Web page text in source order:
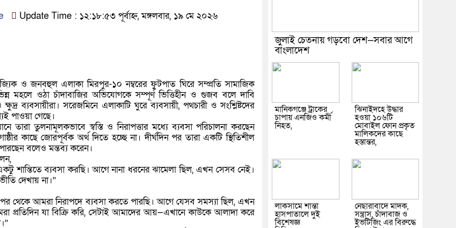
Update Time : ১২:১৮:৫৩ পূর্বাহ্ন, মঙ্গলবার, ১৯ মে ২০২৬
ও জনবহুল এলাকা মিরপুর-১০ নম্বরের ফুটপাত ঘিরে সম্প্রতি সামাজিক
মহলে ওঠা চাঁদাবাজির অভিযোগকে সম্পূর্ণ ভিত্তিহীন ও গুজব বলে দাবি
ব্যবসায়ীরা। সরেজমিনে এলাকাটি ঘুরে ব্যবসায়ী, পথচারী ও সংশ্লিষ্টদের
পাওয়া গেছে।
তারা তুলনামূলকভাবে স্বস্তি ও নিরাপত্তার মধ্যে ব্যবসা পরিচালনা করছেন
কাছে জোরপূর্বক অর্থ দিতে হচ্ছে না। দীর্ঘদিন পর তারা একটি স্থিতিশীল
বলেও মন্তব্য করেন।
শান্তিতে ব্যবসা করছি। আগে নানা ধরনের ঝামেলা ছিল, এখন সেসব নেই।
দেখায় না।”
থেকে আমরা নিরাপদে ব্যবসা করতে পারছি। আগে যেসব সমস্যা ছিল, এখন
প্রতিদিন যা বিক্রি করি, সেটাই আমাদের আয়—এখানে কাউকে আলাদা করে
জুলাই চেতনায় গড়বো দেশ—সবার আগে
বাংলাদেশ
মানিকগঞ্জে ট্রাকের
চাপায় এনজিও কর্মী
নিহত,
ঝিনাইদহে উদ্ধার
হওয়া ১০৬টি
মোবাইল ফোন প্রকৃত
মালিকদের কাছে
হস্তান্তর,
লাকসামে শান্তা
হাসপাতালে দুই
বিশেষজ্ঞ
নেছারাবাদে মাদক,
সন্ত্রাস, চাঁদাবাজ ও
ইভটিজিং এর বিরুদ্ধে